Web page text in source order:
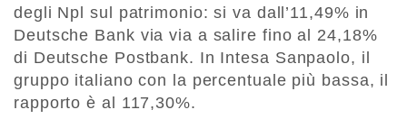
degli Npl sul patrimonio: si va dall’11,49% in
Deutsche Bank via via a salire fino al 24,18%
di Deutsche Postbank. In Intesa Sanpaolo, il
gruppo italiano con la percentuale più bassa, il
rapporto è al 117,30%.